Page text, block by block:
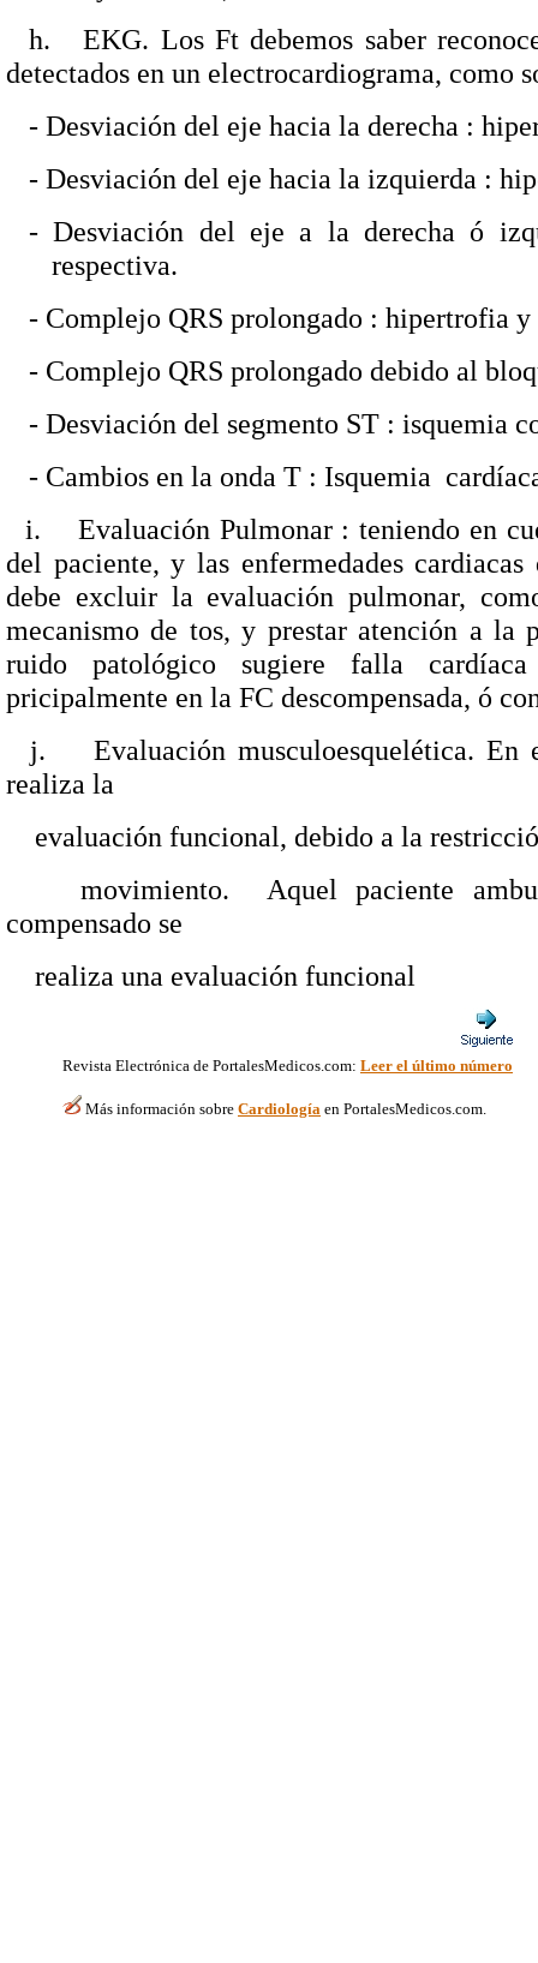
h.
EKG. Los Ft debemos saber
detectados en un electrocardiograma, como
- Desviación del eje hacia la derecha :
- Desviación del eje hacia la izquierda :
-Desviación del eje a la derecha ó
respectiva.
- Complejo QRS prolongado : hipertrofia
- Complejo QRS prolongado debido al
- Desviación del segmento ST : isquemia
- Cambios en la onda T : Isquemia
i.
Evaluación Pulmonar : teniendo en
del paciente, y las enfermedades
debe excluir la evaluación pulmonar,
mecanismo de tos, y prestar atención a la
ruido patológico sugiere falla
pricipalmente en la FC descompensada, ó
j.
Evaluación musculoesquelética.
realiza la
evaluación funcional, debido a la
movimiento.
Aquel paciente
compensado se
realiza una evaluación funcional
Revista Electrónica de PortalesMedicos.com: Leer el último número
Más información sobre Cardiología en PortalesMedicos.com.